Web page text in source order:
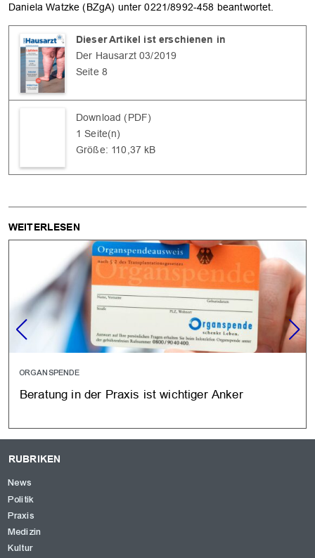
OK
Daniela Watzke (BZgA) unter 0221/8992-458 beantwortet.
Dieser Artikel ist erschienen in
Der Hausarzt 03/2019
Seite 8
Download (PDF)
1 Seite(n)
Größe: 110,37 kB
WEITERLESEN
ORGANSPENDE
Beratung in der Praxis ist wichtiger Anker
RUBRIKEN
News
Politik
Praxis
Medizin
Kultur